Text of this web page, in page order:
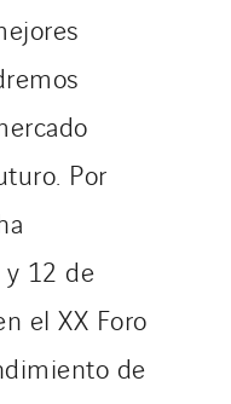
Por
12 de
el XX Foro
de